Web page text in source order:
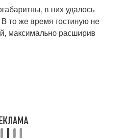
в них удалось
то же время гостиную не
максимально расширив